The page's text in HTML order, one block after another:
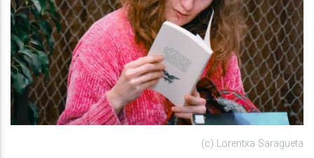
(c) Lorentxa Saragueta